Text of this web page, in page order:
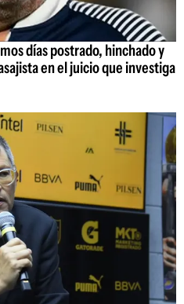
días postrado, hinchado y
en el juicio que investiga